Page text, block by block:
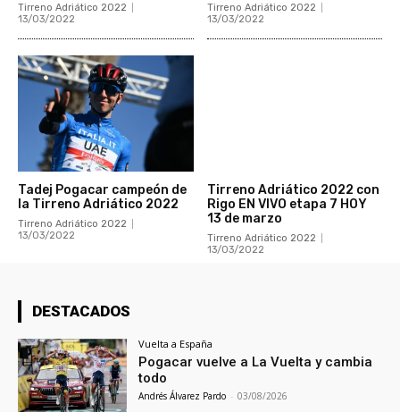
Tirreno Adriático 2022
13/03/2022
Tirreno Adriático 2022
13/03/2022
Tadej Pogacar campeón de
la Tirreno Adriático 2022
Tirreno Adriático 2022
13/03/2022
Tirreno Adriático 2022 con
Rigo EN VIVO etapa 7 HOY
13 de marzo
Tirreno Adriático 2022
13/03/2022
DESTACADOS
Vuelta a España
Pogacar vuelve a La Vuelta y cambia
todo
Andrés Álvarez Pardo - 03/08/2026